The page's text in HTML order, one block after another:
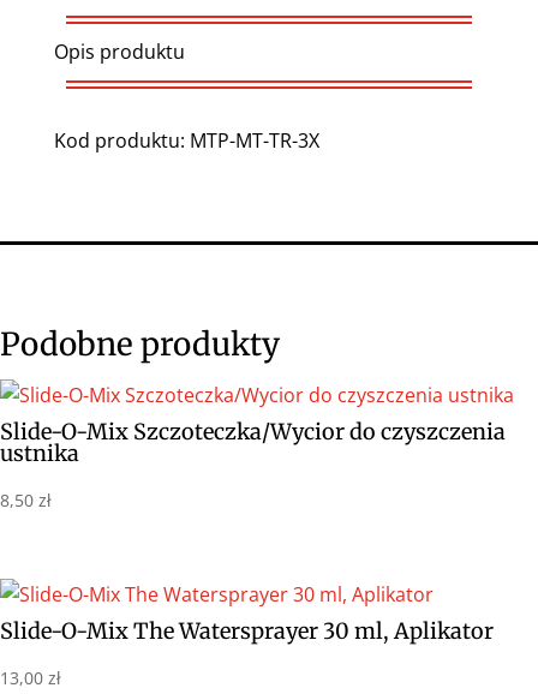
Opis produktu
Kod produktu: MTP-MT-TR-3X
Podobne produkty
Slide-O-Mix Szczoteczka/Wycior do czyszczenia
ustnika
8,50 zł
Slide-O-Mix The Watersprayer 30 ml, Aplikator
13,00 zł